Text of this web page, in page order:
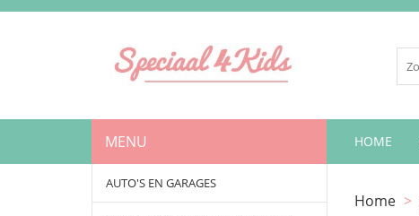
HOME
MENU
AUTO'S EN GARAGES
Home >